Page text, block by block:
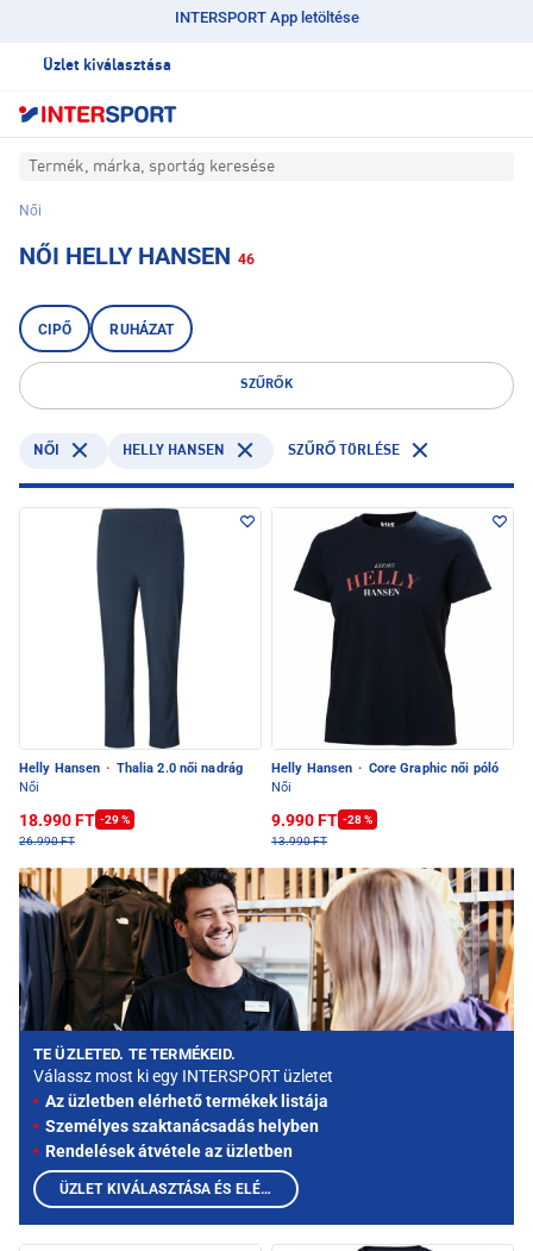
INTERSPORT App letöltése
Üzlet kiválasztása
Termék, márka, sportág keresése
Női
NŐI HELLY HANSEN 46
CIPŐ RUHÁZAT
SZŰRŐK
NŐI HELLY HANSEN SZŰRŐ TÖRLÉSE
Helly Hansen · Thalia 2.0 női nadrág
Női
18.990 FT -29 %
26.990 FT
Helly Hansen · Core Graphic női póló
Női
9.990 FT -28 %
13.990 FT
TE ÜZLETED. TE TERMÉKEID.
Válassz most ki egy INTERSPORT üzletet
Az üzletben elérhető termékek listája
Személyes szaktanácsadás helyben
Rendelések átvétele az üzletben
ÜZLET KIVÁLASZTÁSA ÉS ELÉRHETŐ TERMÉKEK MEGTEKINTÉSE